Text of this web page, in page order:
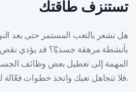
تستنزف طاقتك
هل تشعر بالتعب المستمر حتى بعد
بأنشطة مرهقة جسديًا؟ قد يؤدي نقص
المهمة إلى تعطيل بعض وظائف الجسم
فلا تتجاهل تعبك واتخذ خطوات فعّالة لمعرفة احتياجات جسمك.